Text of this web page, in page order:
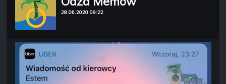
28.06.2020 09:22